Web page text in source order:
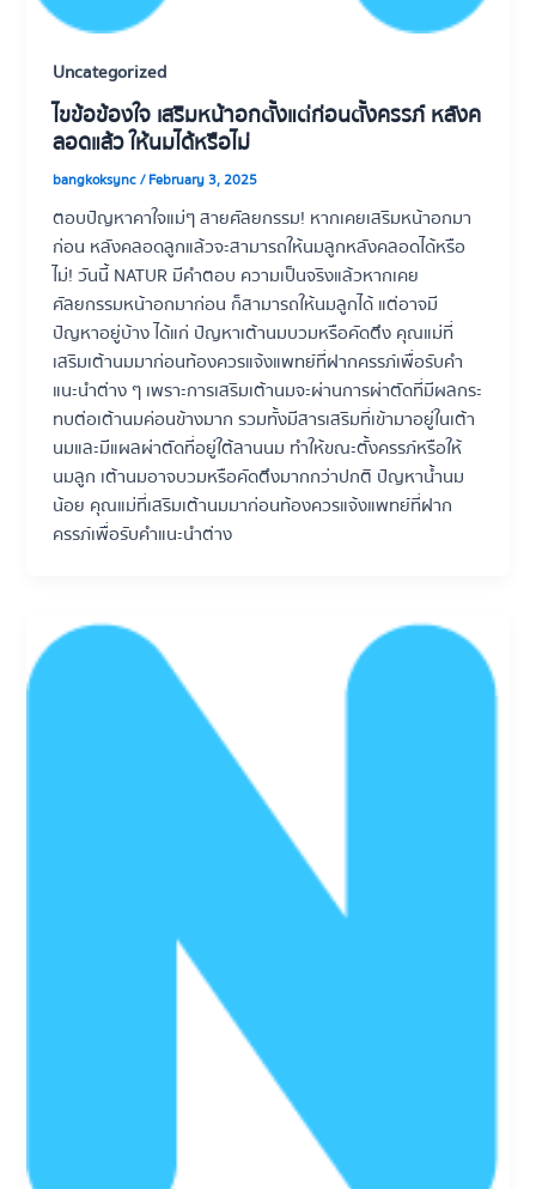
Uncategorized
ไขข้อข้องใจ เสริมหน้าอกตั้งแต่ก่อนตั้งครรภ์ หลังค
ลอดแล้ว ให้นมได้หรือไม่
bangkoksync/February 3, 2025
ตอบปัญหาคาใจแม่ๆ สายศัลยกรรม! หากเคยเสริมหน้าอกมา
ก่อน หลังคลอดลูกแล้วจะสามารถให้นมลูกหลังคลอดได้หรือ
ไม่! วันนี้ NATUR มีคำตอบ ความเป็นจริงแล้วหากเคย
ศัลยกรรมหน้าอกมาก่อน ก็สามารถให้นมลูกได้ แต่อาจมี
ปัญหาอยู่บ้าง ได้แก่ ปัญหาเต้านมบวมหรือคัดตึง คุณแม่ที่
เสริมเต้านมมาก่อนท้องควรแจ้งแพทย์ที่ฝากครรภ์เพื่อรับคำ
แนะนำต่าง ๆ เพราะการเสริมเต้านมจะผ่านการผ่าตัดที่มีผลกระ
ทบต่อเต้านมค่อนข้างมาก รวมทั้งมีสารเสริมที่เข้ามาอยู่ในเต้า
นมและมีแผลผ่าตัดที่อยู่ใต้ลานนม ทำให้ขณะตั้งครรภ์หรือให้
นมลูก เต้านมอาจบวมหรือคัดตึงมากกว่าปกติ ปัญหาน้ำนม
น้อย คุณแม่ที่เสริมเต้านมมาก่อนท้องควรแจ้งแพทย์ที่ฝาก
ครรภ์เพื่อรับคำแนะนำต่าง